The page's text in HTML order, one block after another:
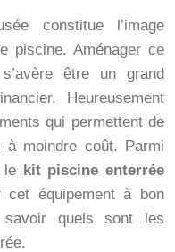
constitue l’image
piscine. Aménager ce
être un grand
Heureusement
qui permettent de
à moindre coût. Parmi
le kit piscine enterrée
cet équipement à bon
quels sont les